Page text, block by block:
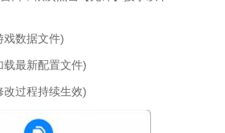
戏数据文件)
载最新配置文件)
改过程持续生效)